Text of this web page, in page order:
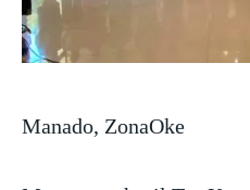
Manado, ZonaOke